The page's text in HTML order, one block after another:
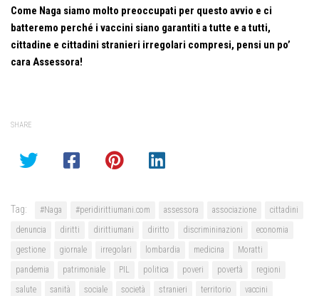
Come Naga siamo molto preoccupati per questo avvio e ci
batteremo perché i vaccini siano garantiti a tutte e a tutti,
cittadine e cittadini stranieri irregolari compresi, pensi un po’
cara Assessora!
SHARE
Tag: #Naga #peridirittiumani.com assessora associazione
cittadini
denuncia
diritti dirittiumani diritto discrimininazioni
economia
gestione
giornale irregolari lombardia medicina
Moratti
pandemia
patrimoniale PIL politica poveri povertà
regioni
salute
sanità sociale società stranieri territorio
vaccini